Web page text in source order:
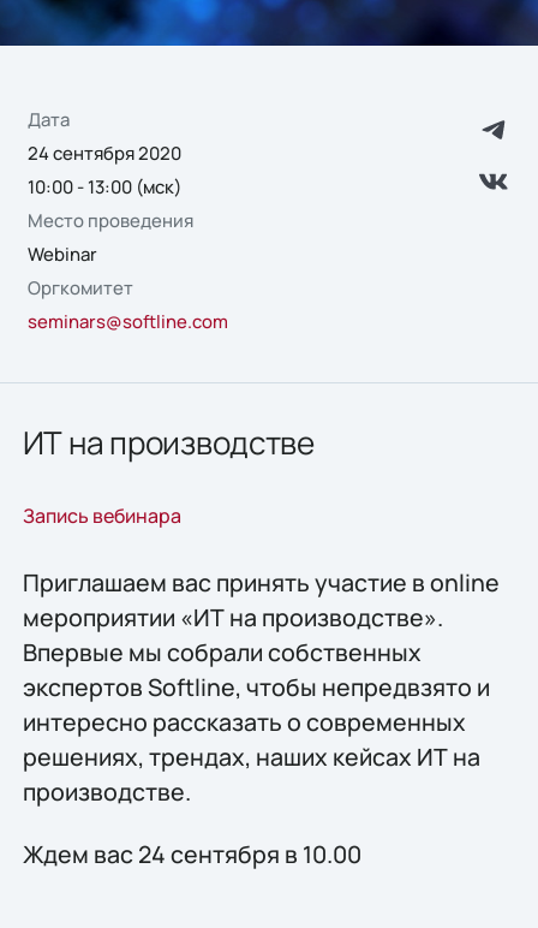
Дата
24 сентября 2020
10:00 - 13:00 (мск)
Место проведения
Webinar
Оргкомитет
seminars@softline.com
ИТ на производстве
Запись вебинара
Приглашаем вас принять участие в online
мероприятии «ИТ на производстве».
Впервые мы собрали собственных
экспертов Softline, чтобы непредвзято и
интересно рассказать о современных
решениях, трендах, наших кейсах ИТ на
производстве.
Ждем вас 24 сентября в 10.00